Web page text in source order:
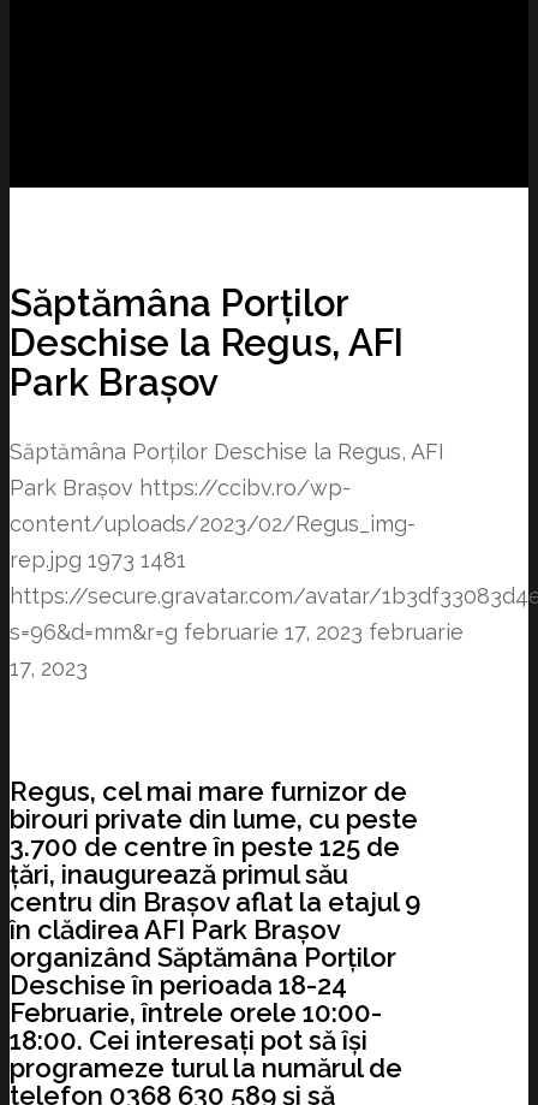
Săptămâna Porților
Deschise la Regus, AFI
Park Brașov
Săptămâna Porților Deschise la Regus, AFI
Park Brașov https://ccibv.ro/wp-
content/uploads/2023/02/Regus_img-
rep.jpg 1973 1481
https://secure.gravatar.com/avatar/
s=96&d=mm&r=g februarie 17, 2023 februarie
17, 2023
Regus, cel mai mare furnizor de
birouri private din lume, cu peste
3.700 de centre în peste 125 de
țări, inaugurează primul său
centru din Brașov aflat la etajul 9
în clădirea AFI Park Brașov
organizând Săptămâna Porților
Deschise în perioada 18-24
Februarie, întrele orele 10:00-
18:00. Cei interesați pot să își
programeze turul la numărul de
telefon 0368 630 589 și să